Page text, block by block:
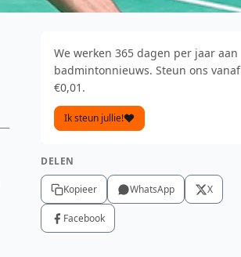
We werken 365 dagen per jaar aan
badmintonnieuws. Steun ons vanaf
€0,01.
Ik steun jullie!
DELEN
Kopieer WhatsApp X
Facebook